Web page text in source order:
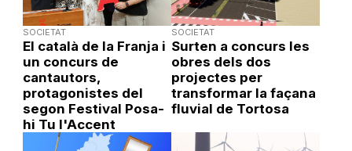
SOCIETAT
El català de la Franja i
un concurs de
cantautors,
protagonistes del
segon Festival Posa-
hi Tu l'Accent
SOCIETAT
Surten a concurs les
obres dels dos
projectes per
transformar la façana
fluvial de Tortosa